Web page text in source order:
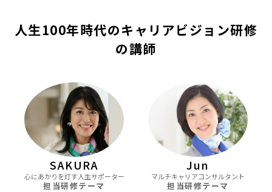
人生100年時代のキャリアビジョン研修
の講師
SAKURA
心にあかりを灯す人生サポーター
担当研修テーマ
Jun
マルチキャリアコンサルタント
担当研修テーマ